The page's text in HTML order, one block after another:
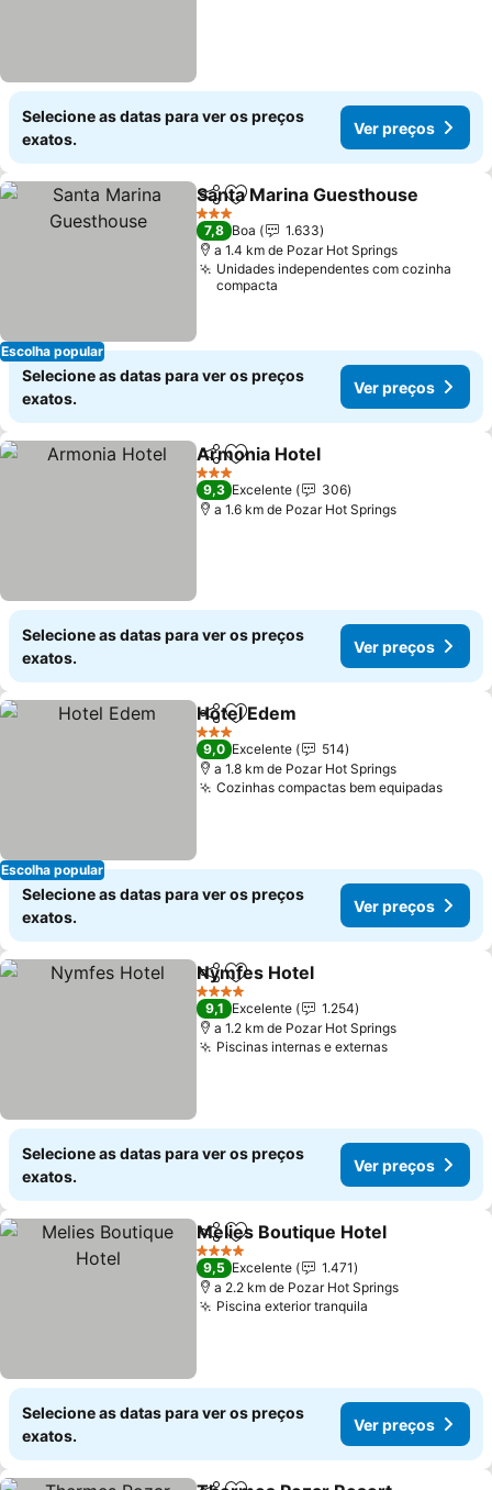
Selecione as datas para ver os preços
exatos.
Ver preços
Escolha popular
PartilharAdicionar aos favoritos
Santa Marina Guesthouse
3 Estrelas
7,8 Boa
1.633
a 1.4 km de Pozar Hot Springs
Unidades independentes com cozinha
compacta
Selecione as datas para ver os preços
exatos.
Ver preços
PartilharAdicionar aos favoritos
Armonia Hotel
3 Estrelas
9,3 Excelente
306
a 1.6 km de Pozar Hot Springs
Selecione as datas para ver os preços
exatos.
Ver preços
Escolha popular
PartilharAdicionar aos favoritos
Hotel Edem
3 Estrelas
9,0 Excelente
514
a 1.8 km de Pozar Hot Springs
Cozinhas compactas bem equipadasVer
Selecione as datas para ver os preços
exatos.
Ver preços
PartilharAdicionar aos favoritos
Nymfes Hotel
4 Estrelas
9,1 Excelente
1.254
a 1.2 km de Pozar Hot Springs
Piscinas internas e externasVer preços
Selecione as datas para ver os preços
exatos.
Ver preços
PartilharAdicionar aos favoritos
Melies Boutique Hotel
4 Estrelas
9,5 Excelente
1.471
a 2.2 km de Pozar Hot Springs
Piscina exterior tranquila
Selecione as datas para ver os preços
exatos.
Ver preços